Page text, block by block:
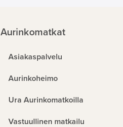
Aurinkomatkat
Asiakaspalvelu
Aurinkoheimo
Ura Aurinkomatkoilla
Vastuullinen matkailu